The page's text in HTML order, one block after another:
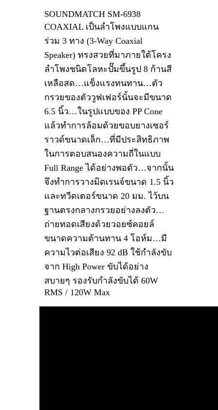
SOUNDMATCH SM-6938
COAXIAL เป็นลำโพงแบบแกน
ร่วม 3 ทาง (3-Way Coaxial
Speaker) ทรงสวยที่มาภายใต้โครง
ลำโพงชนิดโลหะปั๊มขึ้นรูป 8 ก้านสี
เหลือสด…แข็งแรงทนทาน…ตัว
กรวยของตัววูฟเฟอร์นั้นจะมีขนาด
6.5 นิ้ว…ในรูปแบบของ PP Cone
แล้วทำการล้อมด้วยขอบยางเซอร์
ราวด์ขนาดเล็ก…ที่มีประสิทธิภาพ
ในการตอบสนองความถี่ในแบบ
Full Range ได้อย่างพอตัว…จากนั้น
จึงทำการวางมิดเรนจ์ขนาด 1.5 นิ้ว
และทวีดเตอร์ขนาด 20 มม. ไว้บน
ฐานตรงกลางกรวยอย่างลงตัว…
ถ่ายทอดเสียงด้วยวอยซ์คอยล์
ขนาดความต้านทาน 4 โอห์ม…มี
ความไวต่อเสียง 92 dB ใช้กำลังขับ
จาก High Power ขับได้อย่าง
สบายๆ รองรับกำลังขับได้ 60W
RMS / 120W Max